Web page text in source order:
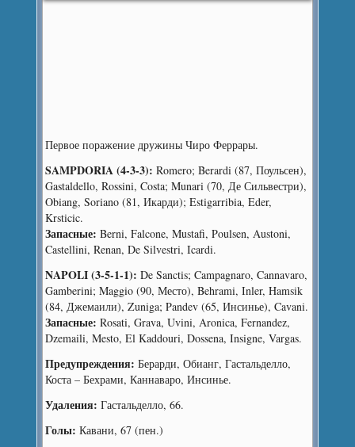
Первое поражение дружины Чиро Феррары.
SAMPDORIA (4-3-3):Romero; Berardi (87, Поульсен),
Gastaldello, Rossini, Costa; Munari (70, Де Сильвестри),
Obiang, Soriano (81, Икарди); Estigarribia, Eder,
Krsticic.
Запасные: Berni, Falcone, Mustafi, Poulsen, Austoni,
Castellini, Renan, De Silvestri, Icardi.
NAPOLI (3-5-1-1): De Sanctis; Campagnaro, Cannavaro,
Gamberini; Maggio (90, Место), Behrami, Inler, Hamsik
(84, Джемаили), Zuniga; Pandev (65, Инсинье), Cavani.
Запасные: Rosati, Grava, Uvini, Aronica, Fernandez,
Dzemaili, Mesto, El Kaddouri, Dossena, Insigne, Vargas.
Предупреждения: Берарди, Обианг, Гастальделло,
Коста – Бехрами, Каннаваро, Инсинье.
Удаления:Гастальделло, 66.
Голы:Кавани, 67 (пен.)